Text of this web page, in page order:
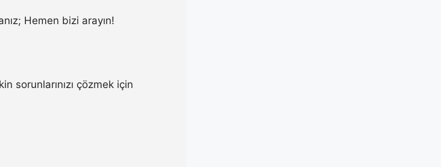
Hemen bizi arayın!
sorunlarınızı çözmek için